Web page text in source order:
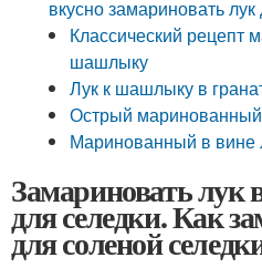
вкусно замариновать
Классический рецепт
шашлыку
Лук к шашлыку в
Острый
Маринованный в
Замариновать лук
для селедки. Как
для соленой